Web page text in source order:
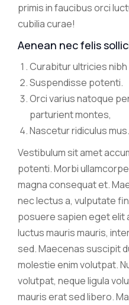
primis in faucibus orci
cubilia curae!
Aenean nec felis
Curabitur ultricies
Suspendisse potenti.
Orci varius natoque
parturient montes,
Nascetur ridiculus mus.
Vestibulum sit amet
potenti. Morbi
magna consequat et.
nec lectus a, vulputate
posuere sapien eget elit
luctus mauris mauris,
sed. Maecenas suscipit
molestie enim volutpat.
volutpat, neque ligula
mauris erat sed libero.